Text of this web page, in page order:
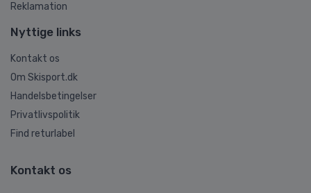
Reklamation
Nyttige links
Kontakt os
Om Skisport.dk
Handelsbetingelser
Privatlivspolitik
Find returlabel
Kontakt os